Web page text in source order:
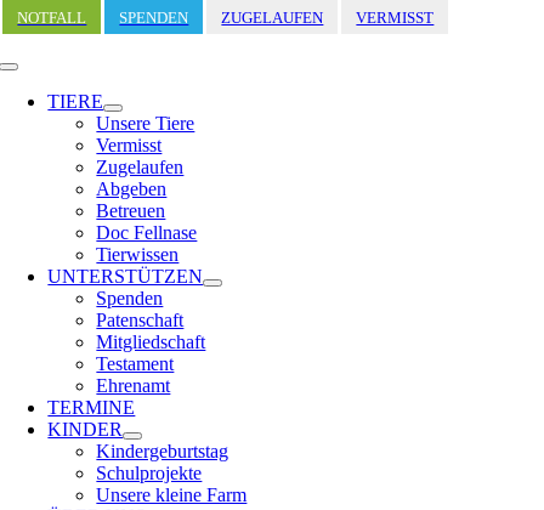
Zum
Inhalt
springen
NOTFALL SPENDEN ZUGELAUFEN VERMISST
Toggle
Navigation
TIERE
Unsere Tiere
Vermisst
Zugelaufen
Abgeben
Betreuen
Doc Fellnase
Tierwissen
UNTERSTÜTZEN
Spenden
Patenschaft
Mitgliedschaft
Testament
Ehrenamt
TERMINE
KINDER
Kindergeburtstag
Schulprojekte
Unsere kleine Farm